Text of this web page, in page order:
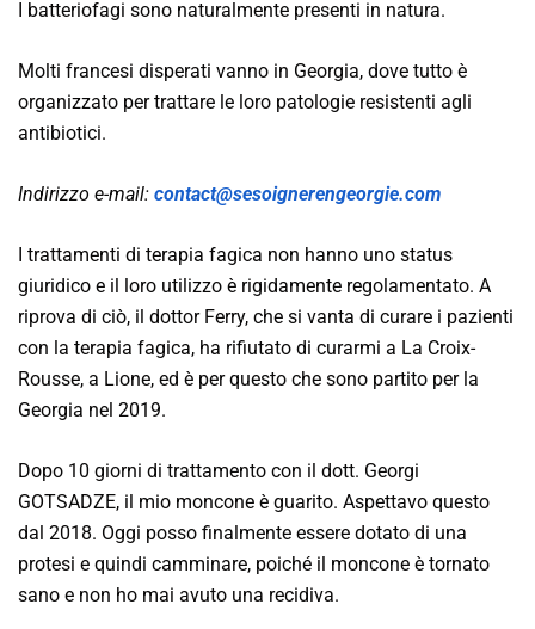
I batteriofagi sono naturalmente presenti in natura.
Molti francesi disperati vanno in Georgia, dove tutto è
organizzato per trattare le loro patologie resistenti agli
antibiotici.
Indirizzo e-mail: contact@sesoignerengeorgie.com
I trattamenti di terapia fagica non hanno uno status
giuridico e il loro utilizzo è rigidamente regolamentato. A
riprova di ciò, il dottor Ferry, che si vanta di curare i pazienti
con la terapia fagica, ha rifiutato di curarmi a La Croix-
Rousse, a Lione, ed è per questo che sono partito per la
Georgia nel 2019.
Dopo 10 giorni di trattamento con il dott. Georgi
GOTSADZE, il mio moncone è guarito. Aspettavo questo
dal 2018. Oggi posso finalmente essere dotato di una
protesi e quindi camminare, poiché il moncone è tornato
sano e non ho mai avuto una recidiva.